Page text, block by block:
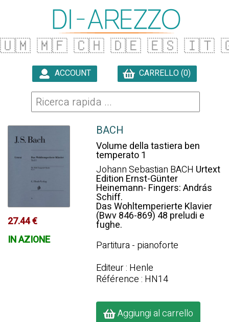
🇺🇲 🇲🇫 🇨🇭 🇩🇪 🇪🇸 🇮🇹
ACCOUNT CARRELLO (0)
27.44 €
IN AZIONE
BACH
Volume della tastiera ben
temperato 1
Johann Sebastian BACH Urtext
Edition Ernst-Günter
Heinemann- Fingers: András
Schiff.
Das Wohltemperierte Klavier
(Bwv 846-869) 48 preludi e
fughe.
Partitura - pianoforte
Editeur : Henle
Référence : HN14
Aggiungi al carrello